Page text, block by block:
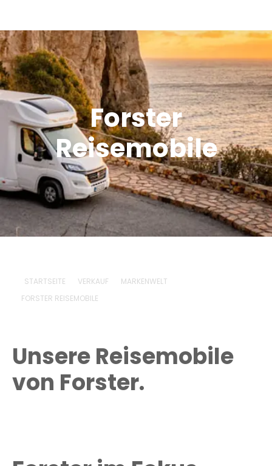
Offroad Area
Dometic Service Provider
Werkstatt
Über uns
Forster
Reisemobile
STARTSEITE VERKAUF
MARKENWELT
FORSTER REISEMOBILE
Unsere Reisemobile
von Forster.